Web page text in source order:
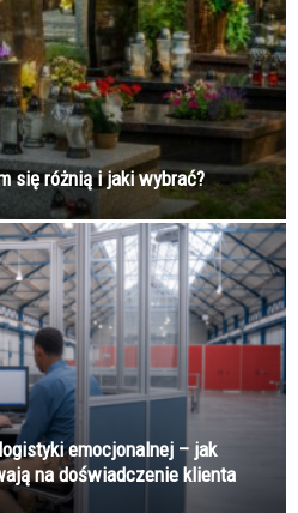
się różnią i jaki wybrać?
emocjonalnej – jak
na doświadczenie klienta